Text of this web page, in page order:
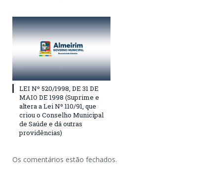
LEI Nº 520/1998, DE 31 DE
MAIO DE 1998 (Suprime e
altera a Lei Nº 110/91, que
criou o Conselho Municipal
de Saúde e dá outras
providências)
Os comentários estão fechados.